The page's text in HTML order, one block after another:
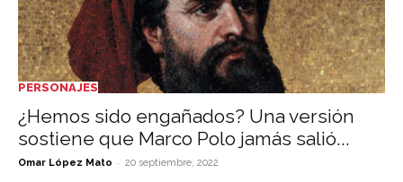
PERSONAJES
¿Hemos sido engañados? Una versión
sostiene que Marco Polo jamás salió...
Omar López Mato - 20 septiembre, 2022